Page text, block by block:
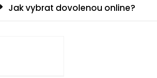
Jak vybrat dovolenou online?